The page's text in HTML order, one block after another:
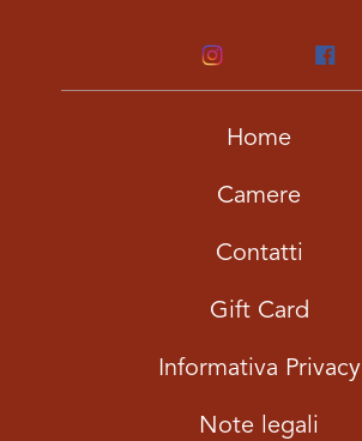
Home
Camere
Contatti
Gift Card
Informativa Privacy
Note legali